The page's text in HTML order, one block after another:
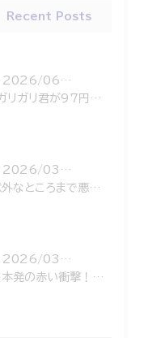
Recent Posts
2026/06/18
「ガリガリ君が97円の衝撃！」～円安・インフレのWパンチから資産を守る「外貨建て一時払終身保険」～
2026/03/24
意外なところまで悪影響・・・原油高騰が運ぶ「家計へのボディブロー」
2026/03/15
日本発の赤い衝撃！PayPay、米ナスダック上場！世界共通インフラへの挑戦